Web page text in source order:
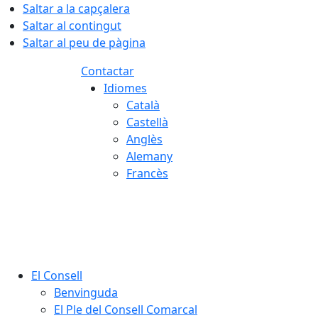
Saltar a la capçalera
Saltar al contingut
Saltar al peu de pàgina
Contactar
Idiomes
Català
Castellà
Anglès
Alemany
Francès
El Consell
Benvinguda
El Ple del Consell Comarcal